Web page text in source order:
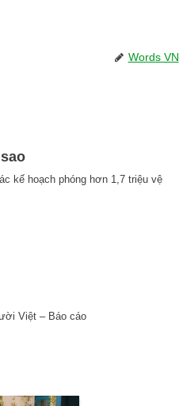
Words VN
kế hoạch phóng hơn 1,7 triệu vệ
Việt – Báo cáo